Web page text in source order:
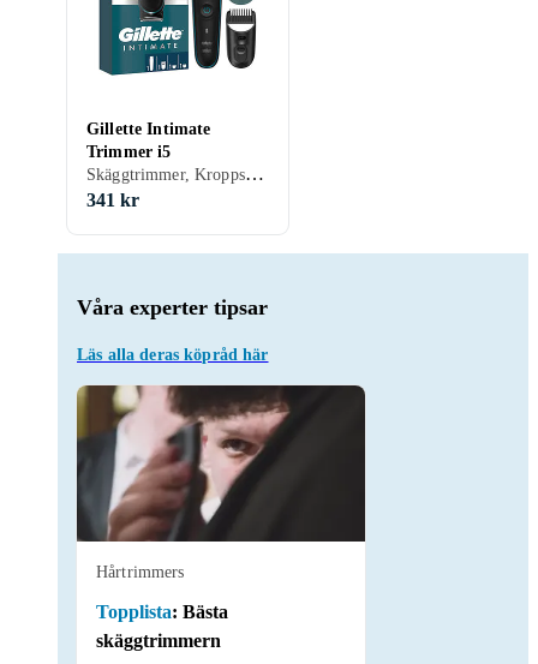
Våra experter tipsar
Läs alla deras köpråd här
Hårtrimmers
Topplista: Bästa
skäggtrimmern
Gillette Intimate
Trimmer i5
Skäggtrimmer, Kroppshår, Batteridrift
341 kr